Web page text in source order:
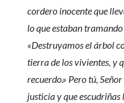
cordero inocente que
lo que estaban
«Destruyamos el árbol
tierra de los vivientes, y
recuerdo.» Pero tú,
justicia y que escudriñas